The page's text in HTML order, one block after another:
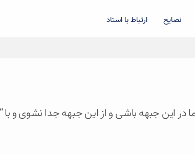
نصایح ارتباط با استاد